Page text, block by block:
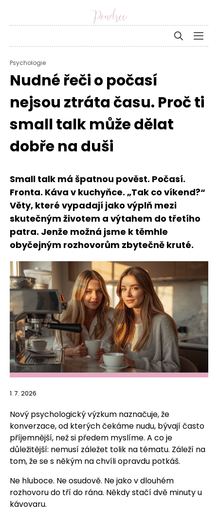
Psychologie
Nudné řeči o počasí
nejsou ztráta času. Proč ti
small talk může dělat
dobře na duši
Small talk má špatnou pověst. Počasí.
Fronta. Káva v kuchyňce. „Tak co víkend?“
Věty, které vypadají jako výplň mezi
skutečným životem a výtahem do třetího
patra. Jenže možná jsme k těmhle
obyčejným rozhovorům zbytečně kruté.
1. 7. 2026
Nový psychologický výzkum naznačuje, že
konverzace, od kterých čekáme nudu, bývají často
příjemnější, než si předem myslíme. A co je
důležitější: nemusí záležet tolik na tématu. Záleží na
tom, že se s někým na chvíli opravdu potkáš.
Ne hluboce. Ne osudově. Ne jako v dlouhém
rozhovoru do tří do rána. Někdy stačí dvě minuty u
kávovaru.